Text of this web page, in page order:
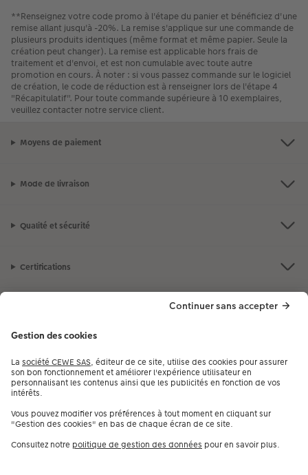
**Renseignez votre code promo à l'étape du panier et bénéficiez d'une
remise allant jusqu'à -20%. La remise s'applique sur une commande de
plusieurs produits identiques (même format et même papier. Seule la
création peut changer). La remise est applicable hors frais de
traitement et d'envoi, et est non cumulable avec toute autre
promotion en cours. À noter : si vous passez commande sur le logiciel
de création, le code de réduction est à renseigner lors de l'étape 4
"Récapitulatif". Pour toute commande supérieure à 10 exemplaires,
veuillez contacter notre service client.
Moyens de paiement
Mode de livraison
Qualité et sécurité
Certifications
Services